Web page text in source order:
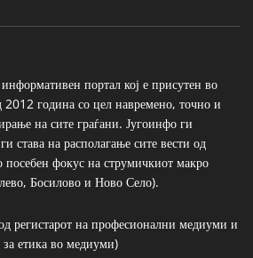
портал кој е присутен во
2012 година со цел навремено, точно и
на сите граѓани. Југоинфо ги
става на располагање сите вести од
посебен фокус на струмичкиот макро
Босилово и Ново Село).
регистарот на професионални медиуми и
етика во медиуми)